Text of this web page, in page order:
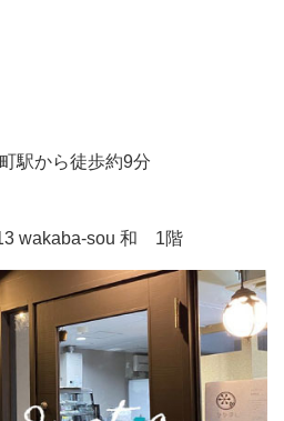
駅から徒歩約9分
wakaba-sou 和 1階